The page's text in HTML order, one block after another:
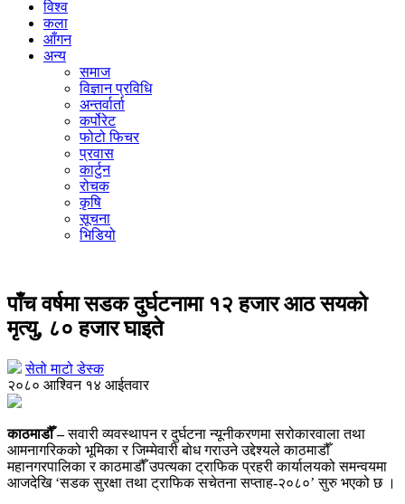
विश्व
कला
आँगन
अन्य
समाज
विज्ञान प्रविधि
अन्तर्वार्ता
कर्पोरेट
फोटो फिचर
प्रवास
कार्टुन
रोचक
कृषि
सूचना
भिडियो
पाँच वर्षमा सडक दुर्घटनामा १२ हजार आठ सयको
मृत्यु, ८० हजार घाइते
सेतो माटो डेस्क
२०८० आश्विन १४ आईतवार
काठमाडौँ –सवारी व्यवस्थापन र दुर्घटना न्यूनीकरणमा सरोकारवाला तथा
आमनागरिकको भूमिका र जिम्मेवारी बोध गराउने उद्देश्यले काठमाडौँ
महानगरपालिका र काठमाडौँ उपत्यका ट्राफिक प्रहरी कार्यालयको समन्वयमा
आजदेखि ‘सडक सुरक्षा तथा ट्राफिक सचेतना सप्ताह-२०८०’ सुरु भएको छ ।